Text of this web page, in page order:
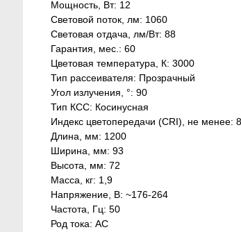
Мощность, Вт: 12
Световой поток, лм: 1060
Световая отдача, лм/Вт: 88
Гарантия, мес.: 60
Цветовая температура, К: 3000
Тип рассеивателя: Прозрачный
Угол излучения, °: 90
Тип КСС: Косинусная
Индекс цветопередачи (CRI), не менее:
Длина, мм: 1200
Ширина, мм: 93
Высота, мм: 72
Масса, кг: 1,9
Напряжение, В: ~176-264
Частота, Гц: 50
Род тока: AC